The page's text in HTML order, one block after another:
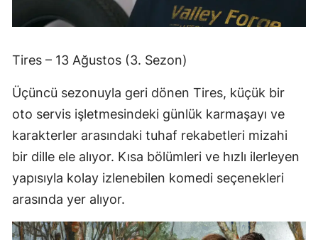
Tires – 13 Ağustos (3. Sezon)
Üçüncü sezonuyla geri dönen Tires, küçük bir
oto servis işletmesindeki günlük karmaşayı ve
karakterler arasındaki tuhaf rekabetleri mizahi
bir dille ele alıyor. Kısa bölümleri ve hızlı ilerleyen
yapısıyla kolay izlenebilen komedi seçenekleri
arasında yer alıyor.